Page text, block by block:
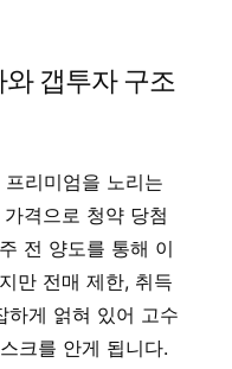
갭투자 구조
리미엄을 노리는
격으로 청약 당첨
전 양도를 통해 이
만 전매 제한, 취득
하게 얽혀 있어 고수
크를 안게 됩니다.